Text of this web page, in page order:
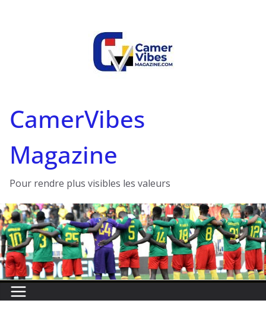
CamerVibes
Magazine
Pour rendre plus visibles les valeurs